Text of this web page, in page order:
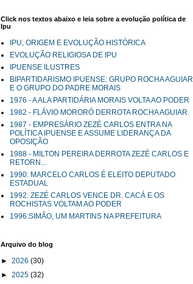
Click nos textos abaixo e leia sobre a evolução política de
Ipu
IPU, ORIGEM E EVOLUÇÃO HISTÓRICA
EVOLUÇÃO RELIGIOSA DE IPU
IPUENSE ILUSTRES
BIPARTIDARISMO IPUENSE: GRUPO ROCHA AGUIAR
E O GRUPO DO PADRE MORAIS
1976 - A ALA PARTIDÁRIA MORAIS VOLTA AO PODER
1982 - FLÁVIO MORORÓ DERROTA ROCHA AGUIAR.
1987 - EMPRESÁRIO ZEZÉ CARLOS ENTRA NA
POLÍTICA IPUENSE E ASSUME LIDERANÇA DA
OPOSIÇÃO
1988 - MILTON PEREIRA DERROTA ZEZÉ CARLOS E
RETORN...
1990: MARCELO CARLOS É ELEITO DEPUTADO
ESTADUAL
1992: ZEZÉ CARLOS VENCE DR. CACÁ E OS
ROCHISTAS VOLTAM AO PODER
1996:SIMÃO, UM MARTINS NA PREFEITURA
Arquivo do blog
► 2026 (30)
► 2025 (32)